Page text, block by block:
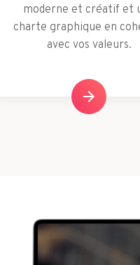
moderne et créatif et
charte graphique en
avec vos valeurs.
arrow_forward